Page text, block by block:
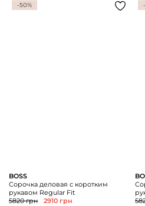
-50%
BOSS
Сорочка деловая с коротким
рукавом Regular Fit
5820 грн
2910 грн